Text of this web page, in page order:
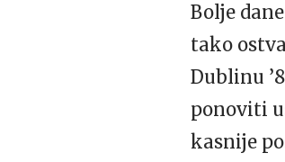
Bolje
tako
Dublinu
ponoviti
kasnije